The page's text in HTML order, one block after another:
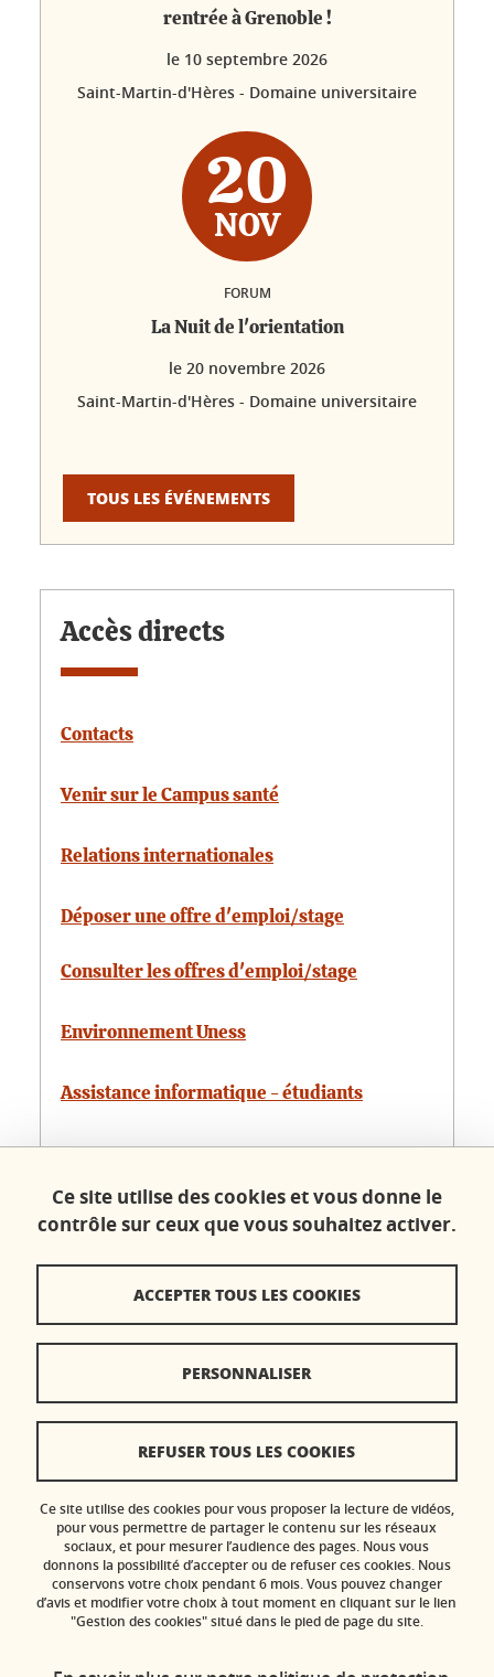
rentrée à Grenoble !
le 10 septembre 2026
Saint-Martin-d'Hères - Domaine universitaire
20
NOV
FORUM
La Nuit de l'orientation
le 20 novembre 2026
Saint-Martin-d'Hères - Domaine universitaire
TOUS LES ÉVÉNEMENTS
Accès directs
Contacts
Venir sur le Campus santé
Relations internationales
Déposer une offre d'emploi/stage
Consulter les offres d'emploi/stage
Environnement Uness
Assistance informatique - étudiants
Contacts
Crédits
Données personnelles
Gestion des cookies
Accessibilité : non conforme
Ce site utilise des cookies et vous donne le
contrôle sur ceux que vous souhaitez activer.
Ce site utilise des cookies pour vous proposer la lecture de vidéos,
pour vous permettre de partager le contenu sur les réseaux
sociaux, et pour mesurer l’audience des pages. Nous vous
donnons la possibilité d’accepter ou de refuser ces cookies. Nous
conservons votre choix pendant 6 mois. Vous pouvez changer
d’avis et modifier votre choix à tout moment en cliquant sur le lien
"Gestion des cookies" situé dans le pied de page du site.
ACCEPTER TOUS LES COOKIES
REFUSER TOUS LES COOKIES
PERSONNALISER